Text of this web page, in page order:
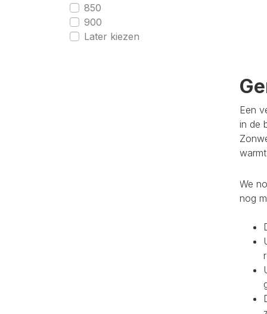
850
900
Later kiezen
Een
in de
We
nog